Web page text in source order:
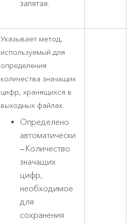
запятая.
Указывает метод,
используемый для
определения
количества значащих
цифр, хранящихся в
выходных файлах.
Определено
автоматически
—Количество
значащих
цифр,
необходимое
для
сохранения